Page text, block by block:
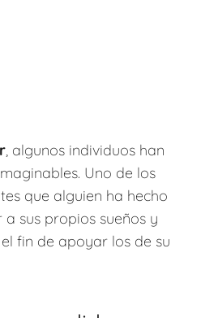
, algunos individuos han
Uno de los
que alguien ha hecho
a sus propios sueños y
fin de apoyar los de su